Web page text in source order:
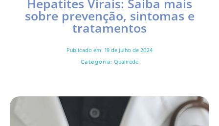
Hepatites Virais: Saiba mais
sobre prevenção, sintomas e
tratamentos
Publicado em: 19 de julho de 2024
Categoria:Qualirede